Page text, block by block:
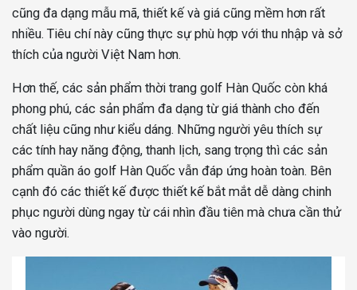
cũng đa dạng mẫu mã, thiết kế và giá cũng mềm hơn rất
nhiều. Tiêu chí này cũng thực sự phù hợp với thu nhập và sở
thích của người Việt Nam hơn.
Hơn thế, các sản phẩm thời trang golf Hàn Quốc còn khá
phong phú, các sản phẩm đa dạng từ giá thành cho đến
chất liệu cũng như kiểu dáng. Những người yêu thích sự
các tính hay năng động, thanh lịch, sang trọng thì các sản
phẩm quần áo golf Hàn Quốc vẫn đáp ứng hoàn toàn. Bên
cạnh đó các thiết kế được thiết kế bắt mắt dễ dàng chinh
phục người dùng ngay từ cái nhìn đầu tiên mà chưa cần thử
vào người.